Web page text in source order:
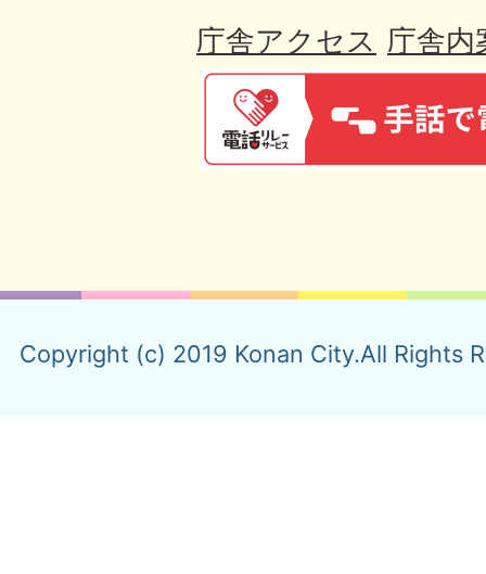
庁舎アクセス 庁舎内
Copyright (c) 2019 Konan City.All Rights